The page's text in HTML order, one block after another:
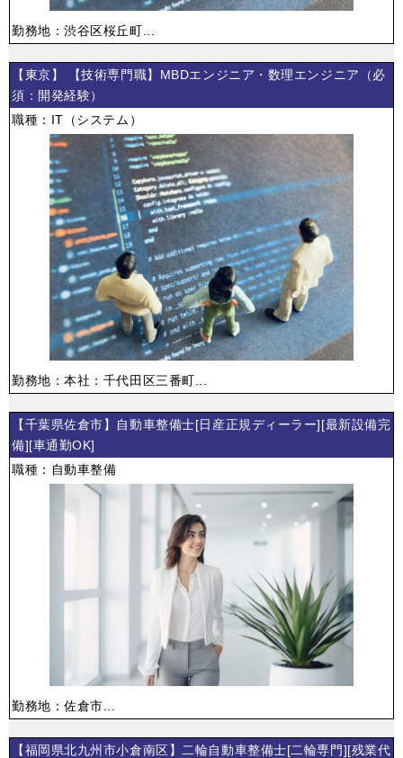
勤務地：渋谷区桜丘町...
【東京】 【技術専門職】MBDエンジニア・数理エンジニア（必
須：開発経験）
職種：IT（システム）
勤務地：本社：千代田区三番町...
【千葉県佐倉市】自動車整備士[日産正規ディーラー][最新設備完
備][車通勤OK]
職種：自動車整備
勤務地：佐倉市...
【福岡県北九州市小倉南区】二輪自動車整備士[二輪専門][残業代